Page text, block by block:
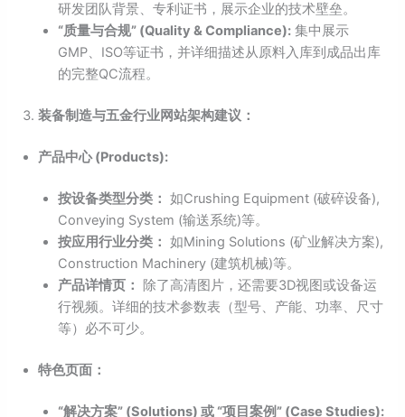
研发团队背景、专利证书，展示企业的技术壁垒。
“质量与合规” (Quality & Compliance): 集中展示
GMP、ISO等证书，并详细描述从原料入库到成品出库
的完整QC流程。
装备制造与五金行业网站架构建议：
产品中心 (Products):
按设备类型分类： 如Crushing Equipment (破碎设备),
Conveying System (输送系统)等。
按应用行业分类： 如Mining Solutions (矿业解决方案),
Construction Machinery (建筑机械)等。
产品详情页：
除了高清图片，还需要3D视图或设备运
行视频。详细的技术参数表（型号、产能、功率、尺寸
等）必不可少。
特色页面：
“解决方案” (Solutions) 或 “项目案例” (Case Studies):